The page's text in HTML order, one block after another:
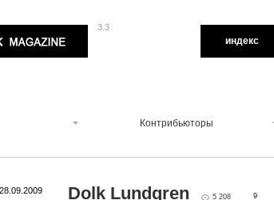
3.3
индекс
Контрибьюторы
28.09.2009 Dolk Lundgren 5 208 9